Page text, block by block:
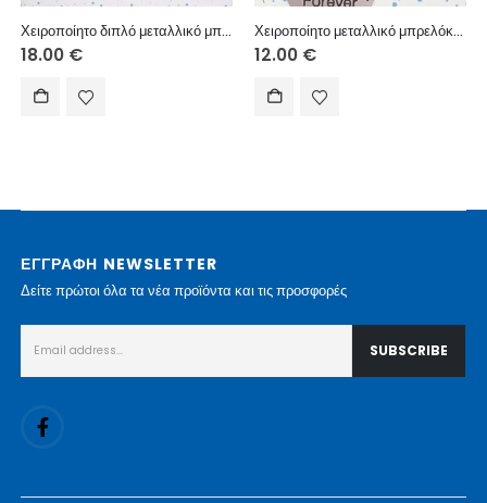
Χειροποίητο διπλό μεταλλικό μπρελόκ με μεταλλικά στοιχεία, ακρυλικές χάντρες.
18.00 €
Χειροποίητο μεταλλικό μπρελόκ με μεταλλικό στοιχείο, ακρυλική χάντρα, χειροποίητη φούντα.
12.00 €
ΕΓΓΡΑΦΗ NEWSLETTER
Δείτε πρώτοι όλα τα νέα προϊόντα και τις προσφορές